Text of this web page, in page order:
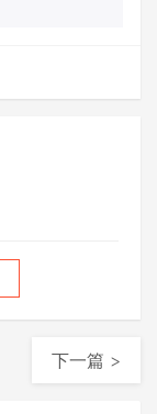
下一篇 >